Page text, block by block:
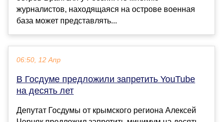
журналистов, находящаяся на острове военная
база может представлять...
06:50, 12 Апр
В Госдуме предложили запретить YouTube
на десять лет
Депутат Госдумы от крымского региона Алексей